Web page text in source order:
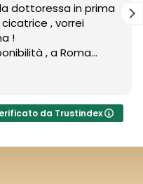
in prima
, vorrei
, a Roma
da Trustindex